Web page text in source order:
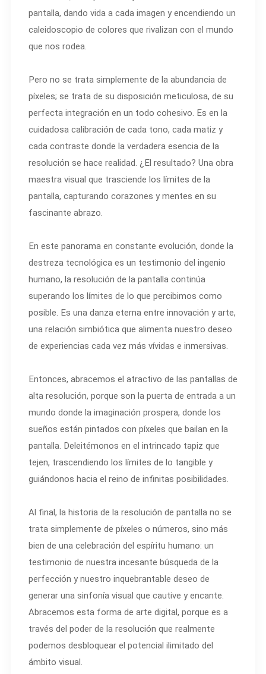
pantalla, dando vida a cada imagen y encendiendo un
caleidoscopio de colores que rivalizan con el mundo
que nos rodea.
Pero no se trata simplemente de la abundancia de
píxeles; se trata de su disposición meticulosa, de su
perfecta integración en un todo cohesivo. Es en la
cuidadosa calibración de cada tono, cada matiz y
cada contraste donde la verdadera esencia de la
resolución se hace realidad. ¿El resultado? Una obra
maestra visual que trasciende los límites de la
pantalla, capturando corazones y mentes en su
fascinante abrazo.
En este panorama en constante evolución, donde la
destreza tecnológica es un testimonio del ingenio
humano, la resolución de la pantalla continúa
superando los límites de lo que percibimos como
posible. Es una danza eterna entre innovación y arte,
una relación simbiótica que alimenta nuestro deseo
de experiencias cada vez más vívidas e inmersivas.
Entonces, abracemos el atractivo de las pantallas de
alta resolución, porque son la puerta de entrada a un
mundo donde la imaginación prospera, donde los
sueños están pintados con píxeles que bailan en la
pantalla. Deleitémonos en el intrincado tapiz que
tejen, trascendiendo los límites de lo tangible y
guiándonos hacia el reino de infinitas posibilidades.
Al final, la historia de la resolución de pantalla no se
trata simplemente de píxeles o números, sino más
bien de una celebración del espíritu humano: un
testimonio de nuestra incesante búsqueda de la
perfección y nuestro inquebrantable deseo de
generar una sinfonía visual que cautive y encante.
Abracemos esta forma de arte digital, porque es a
través del poder de la resolución que realmente
podemos desbloquear el potencial ilimitado del
ámbito visual.